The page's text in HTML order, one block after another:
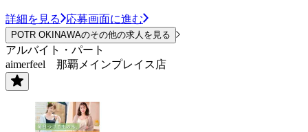
詳細を見る 応募画面に進む
POTR OKINAWAのその他の求人を見る
アルバイト・パート
aimerfeel 那覇メインプレイス店